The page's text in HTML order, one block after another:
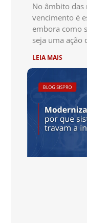
No âmbito das
vencimento é
embora como
seja uma ação
LEIA MAIS